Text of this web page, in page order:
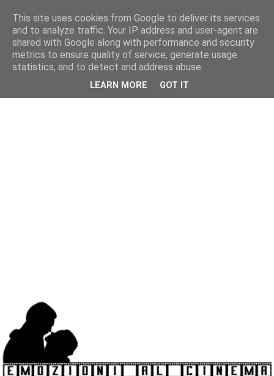
This site uses cookies from Google to deliver its services
and to analyze traffic. Your IP address and user-agent are
shared with Google along with performance and security
metrics to ensure quality of service, generate usage
statistics, and to detect and address abuse.
LEARN MORE GOT IT